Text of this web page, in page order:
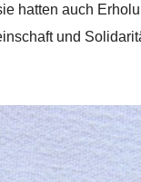
hatten auch
und